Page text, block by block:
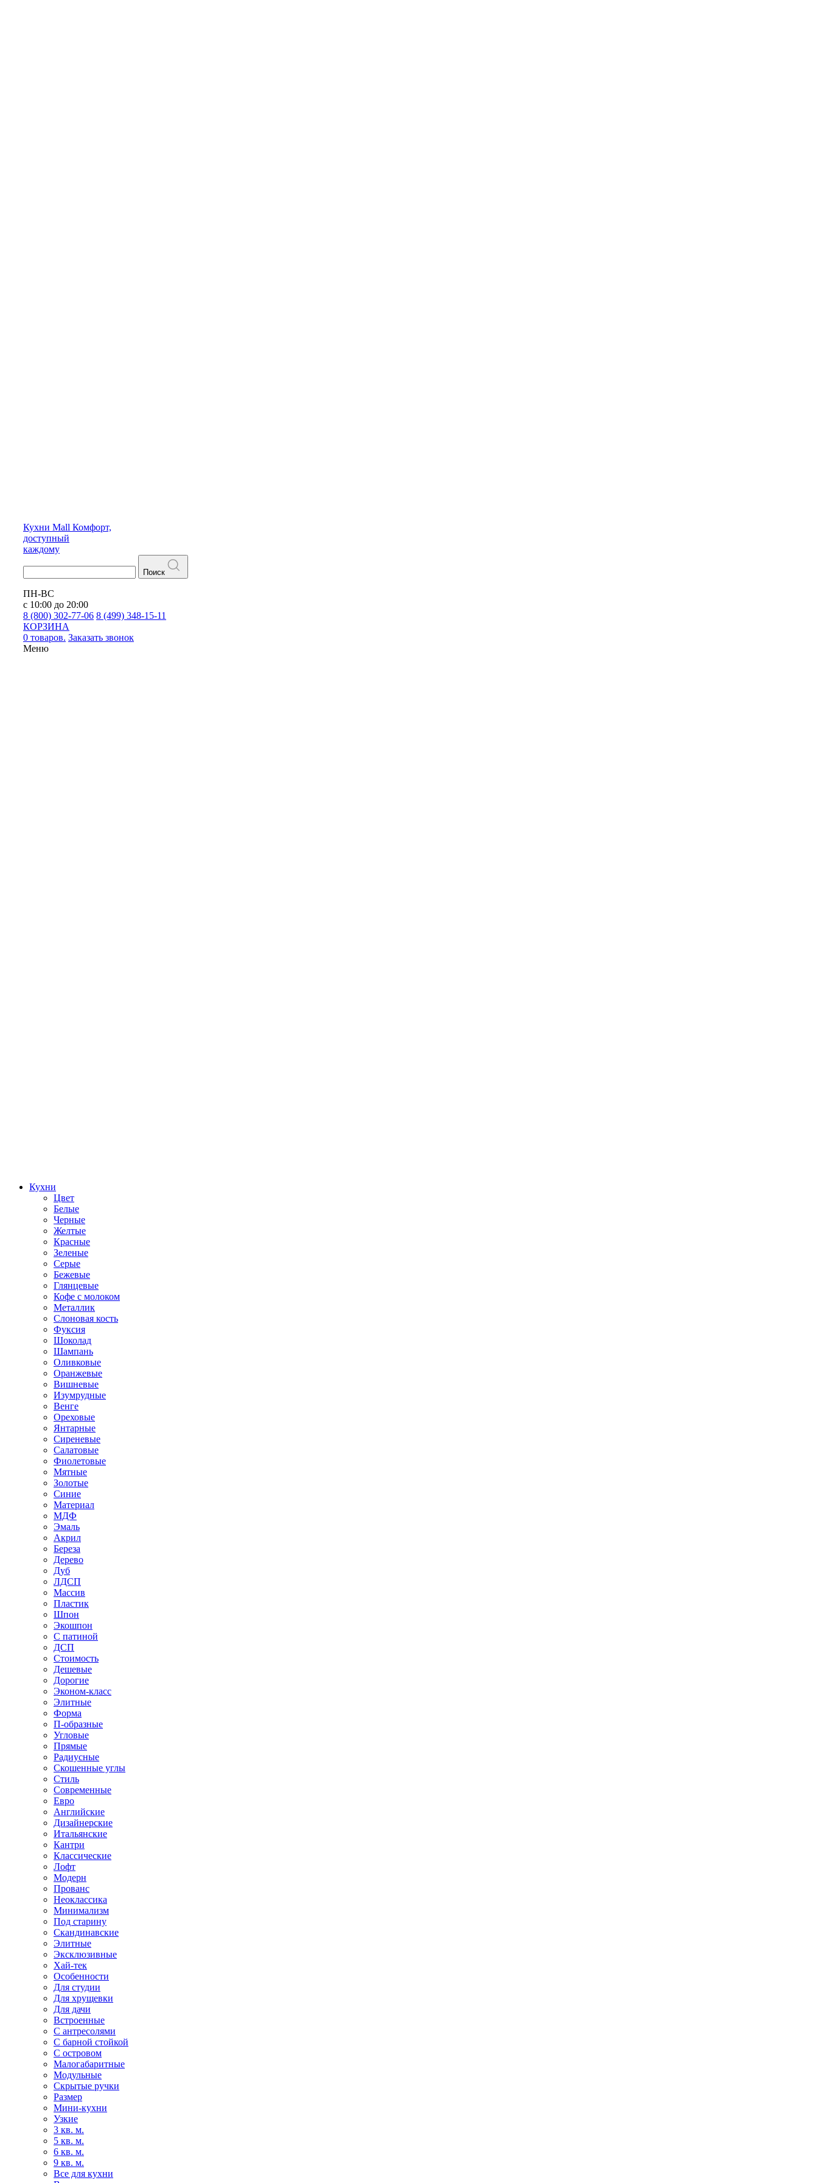
Кухни Mall Комфорт,
доступный
каждому
Поиск
ПН-ВС
с 10:00 до 20:00
8 (800) 302-77-06 8 (499) 348-15-11
КОРЗИНА
0 товаров. Заказать звонок
Меню
Кухни
Цвет
Белые
Черные
Желтые
Красные
Зеленые
Серые
Бежевые
Глянцевые
Кофе с молоком
Металлик
Слоновая кость
Фуксия
Шоколад
Шампань
Оливковые
Оранжевые
Вишневые
Изумрудные
Венге
Ореховые
Янтарные
Сиреневые
Салатовые
Фиолетовые
Мятные
Золотые
Синие
Материал
МДФ
Эмаль
Акрил
Береза
Дерево
Дуб
ЛДСП
Массив
Пластик
Шпон
Экошпон
С патиной
ДСП
Стоимость
Дешевые
Дорогие
Эконом-класс
Элитные
Форма
П-образные
Угловые
Прямые
Радиусные
Скошенные углы
Стиль
Современные
Евро
Английские
Дизайнерские
Итальянские
Кантри
Классические
Лофт
Модерн
Прованс
Неоклассика
Минимализм
Под старину
Скандинавские
Элитные
Эксклюзивные
Хай-тек
Особенности
Для студии
Для хрущевки
Для дачи
Встроенные
С антресолями
С барной стойкой
С островом
Малогабаритные
Модульные
Скрытые ручки
Размер
Мини-кухни
Узкие
3 кв. м.
5 кв. м.
6 кв. м.
9 кв. м.
Все для кухни